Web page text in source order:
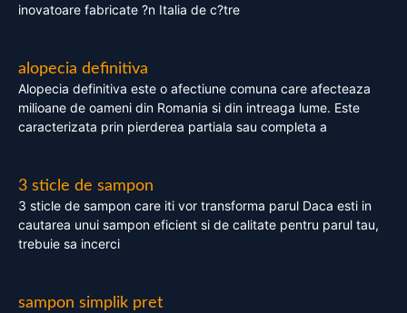
inovatoare fabricate ?n Italia de c?tre
alopecia definitiva
Alopecia definitiva este o afectiune comuna care afecteaza
milioane de oameni din Romania si din intreaga lume. Este
caracterizata prin pierderea partiala sau completa a
3 sticle de sampon
3 sticle de sampon care iti vor transforma parul Daca esti in
cautarea unui sampon eficient si de calitate pentru parul tau,
trebuie sa incerci
sampon simplik pret